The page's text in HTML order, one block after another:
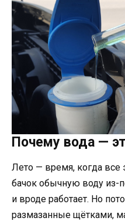
Почему вода —
Лето — время, когда все
бачок обычную воду из-
и вроде работает. Но
размазанные щётками,